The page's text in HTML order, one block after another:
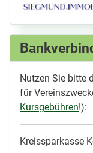
Nutzen Sie bitte
für
Kursgebühren!):
Kreissparkasse